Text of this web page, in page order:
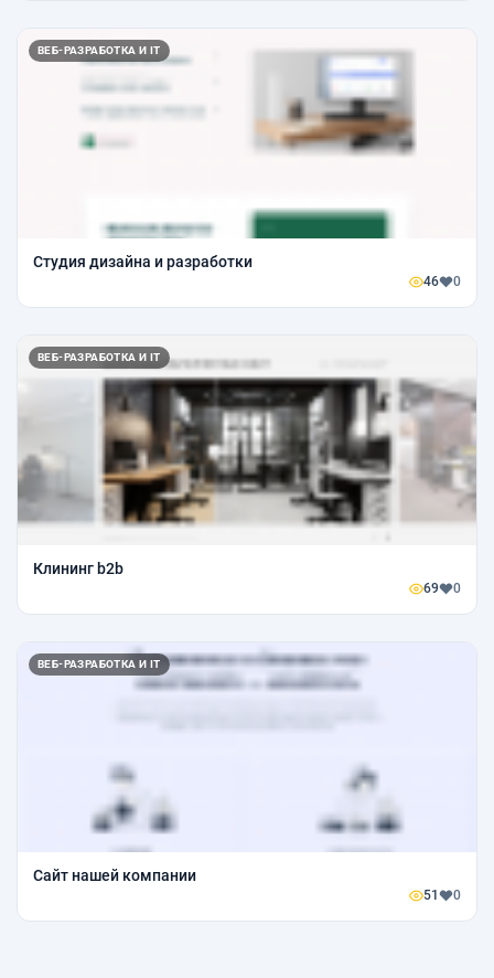
ВЕБ-РАЗРАБОТКА И IT
Студия дизайна и разработки
46 0
ВЕБ-РАЗРАБОТКА И IT
Клининг b2b
69 0
ВЕБ-РАЗРАБОТКА И IT
Сайт нашей компании
51 0